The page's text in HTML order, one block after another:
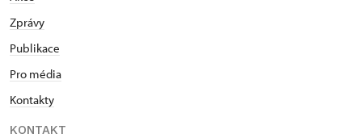
Zprávy
Publikace
Pro média
Kontakty
KONTAKT